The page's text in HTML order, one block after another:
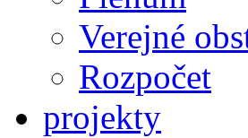
Verejné
Rozpočet
projekty